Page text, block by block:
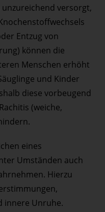
versorgt,
Entzug von
können die
Menschen erhöht
und Kinder
diese vorbeugend
(weiche,
eines
Umständen auch
Hierzu
innere Unruhe.